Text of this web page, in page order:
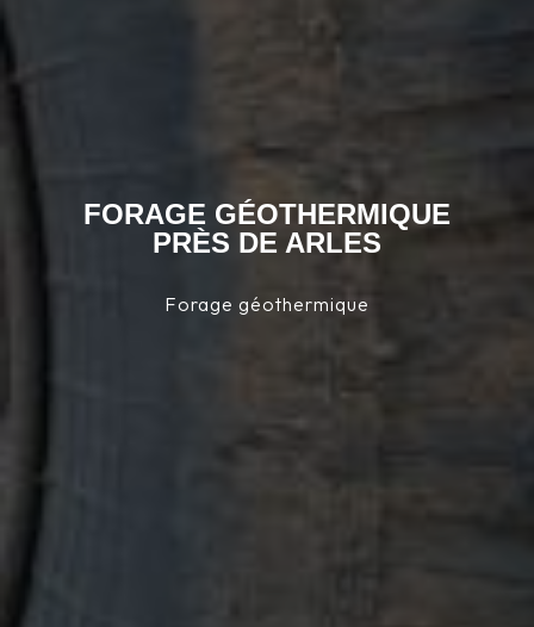
FORAGE GÉOTHERMIQUE
PRÈS DE ARLES
Forage géothermique